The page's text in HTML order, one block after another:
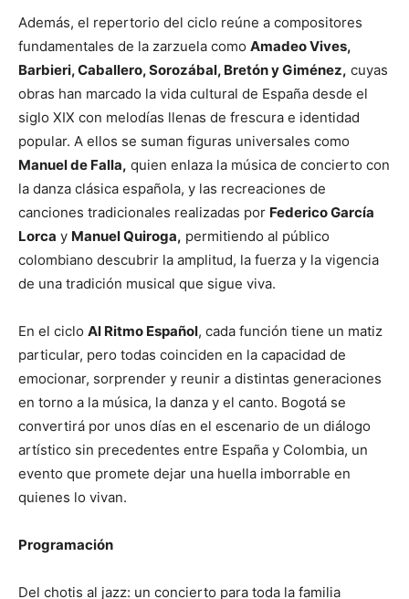
Además, el repertorio del ciclo reúne a compositores
fundamentales de la zarzuela como Amadeo Vives,
Barbieri, Caballero, Sorozábal, Bretón y Giménez, cuyas
obras han marcado la vida cultural de España desde el
siglo XIX con melodías llenas de frescura e identidad
popular. A ellos se suman figuras universales como
Manuel de Falla, quien enlaza la música de concierto con
la danza clásica española, y las recreaciones de
canciones tradicionales realizadas por Federico García
Lorca y Manuel Quiroga, permitiendo al público
colombiano descubrir la amplitud, la fuerza y la vigencia
de una tradición musical que sigue viva.
En el ciclo Al Ritmo Español, cada función tiene un matiz
particular, pero todas coinciden en la capacidad de
emocionar, sorprender y reunir a distintas generaciones
en torno a la música, la danza y el canto. Bogotá se
convertirá por unos días en el escenario de un diálogo
artístico sin precedentes entre España y Colombia, un
evento que promete dejar una huella imborrable en
quienes lo vivan.
Programación
Del chotis al jazz: un concierto para toda la familia